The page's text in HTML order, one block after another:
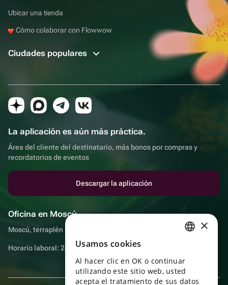
Ubicar una tienda
Cómo colaborar con Flowwow
Ciudades populares
La aplicación es aún más práctica.
Área del cliente del destinatario, más bonos por compras y
recordatorios de eventos
Descargar la aplicación
Oficina en Moscú
Moscú, terraplén Sadovnicheskaya, 9, sala 2/3
Horario laboral: 24 horas
ENGLISH
UKRAINIAN
×
Usamos cookies
Al hacer clic en OK o continuar
utilizando este sitio web, usted
acepta el tratamiento de sus datos